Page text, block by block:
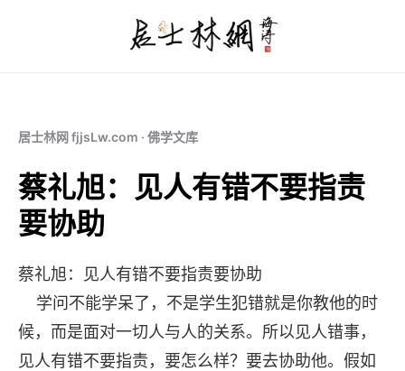
居士林网 fjjsLw.com · 佛学文库
蔡礼旭：见人有错不要指责
要协助
蔡礼旭：见人有错不要指责要协助
学问不能学呆了，不是学生犯错就是你教他的时
候，而是面对一切人与人的关系。所以见人错事，
见人有错不要指责，要怎么样？要去协助他。假如